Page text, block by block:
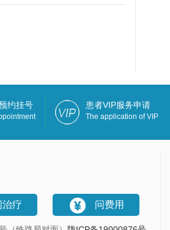
约挂号 患者VIP服务申请
The application of VIP
治疗 问费用